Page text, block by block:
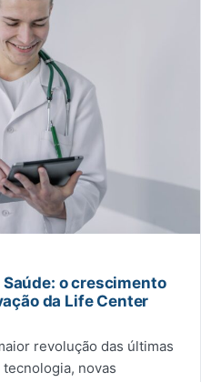
o crescimento
da Life Center
revolução das últimas
novas